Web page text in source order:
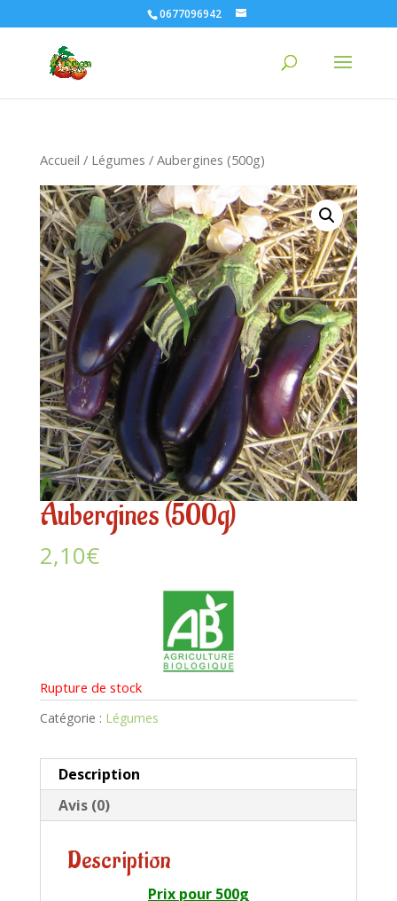
0677096942
Accueil / Légumes / Aubergines (500g)
Aubergines (500g)
2,10€
Rupture de stock
Catégorie : Légumes
Description
Avis (0)
Description
Prix pour 500g